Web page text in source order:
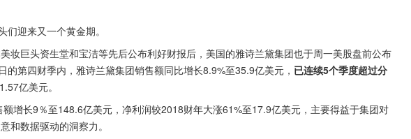
们迎来又一个黄金期。
妆巨头资生堂和宝洁等先后公布利好财报后，美国的雅诗兰黛集团也于周一美股盘前公布
的第四财季内，雅诗兰黛集团销售额同比增长8.9%至35.9亿美元， 已连续5个季度超过分
亿美元。
增长9％至148.6亿美元，净利润较2018财年大涨61%至17.9亿美元，主要得益于集团对
和数据驱动的洞察力。